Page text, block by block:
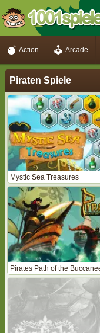
Action Arcade
Piraten Spiele
Mystic Sea Treasures
Pirates Path of the